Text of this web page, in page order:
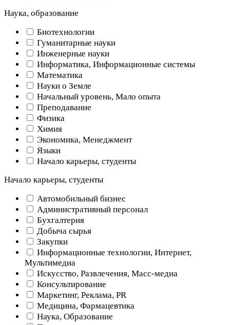
Наука, образование
Биотехнологии
Гуманитарные науки
Инженерные науки
Информатика, Информационные системы
Математика
Науки о Земле
Начальный уровень, Мало опыта
Преподавание
Физика
Химия
Экономика, Менеджмент
Языки
Начало карьеры, студенты
Начало карьеры, студенты
Автомобильный бизнес
Административный персонал
Бухгалтерия
Добыча сырья
Закупки
Информационные технологии, Интернет,
Мультимедиа
Искусство, Развлечения, Масс-медиа
Консультирование
Маркетинг, Реклама, PR
Медицина, Фармацевтика
Наука, Образование